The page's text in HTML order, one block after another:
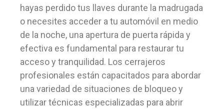
hayas perdido tus llaves durante la madrugada
o necesites acceder a tu automóvil en medio
de la noche, una apertura de puerta rápida y
efectiva es fundamental para restaurar tu
acceso y tranquilidad. Los cerrajeros
profesionales están capacitados para abordar
una variedad de situaciones de bloqueo y
utilizar técnicas especializadas para abrir